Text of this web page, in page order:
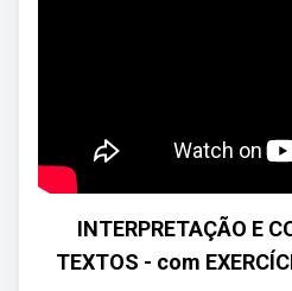
INTERPRETAÇÃO E
TEXTOS - com